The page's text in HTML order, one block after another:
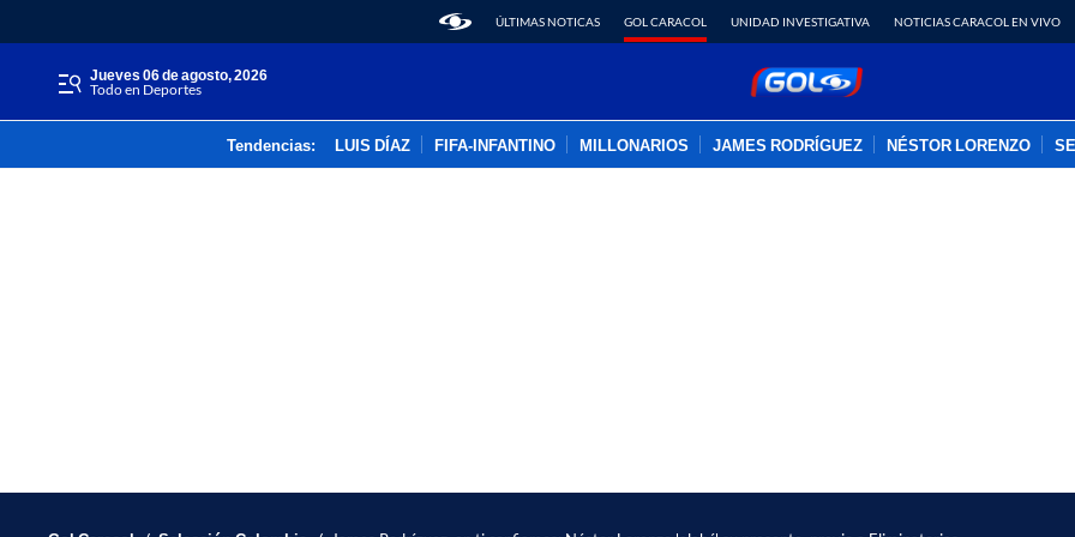
ÚLTIMAS NOTICAS GOL CARACOL UNIDAD INVESTIGATIVA NOTICIAS CARACOL EN VIVO
jueves 06 de agosto, 2026
Todo en Deportes
Tendencias: LUIS DÍAZ FIFA-INFANTINO MILLONARIOS JAMES RODRÍGUEZ NÉSTOR LORENZO